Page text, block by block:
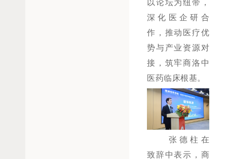
以论坛为纽带，
深化医企研合
作，推动医疗优
势与产业资源对
接，筑牢商洛中
医药临床根基。
张德柱在
致辞中表示，商